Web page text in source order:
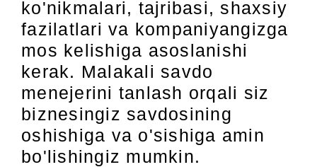
ko'nikmalari, tajribasi, shaxsiy
fazilatlari va kompaniyangizga
mos kelishiga asoslanishi
kerak. Malakali savdo
menejerini tanlash orqali siz
biznesingiz savdosining
oshishiga va o'sishiga amin
bo'lishingiz mumkin.